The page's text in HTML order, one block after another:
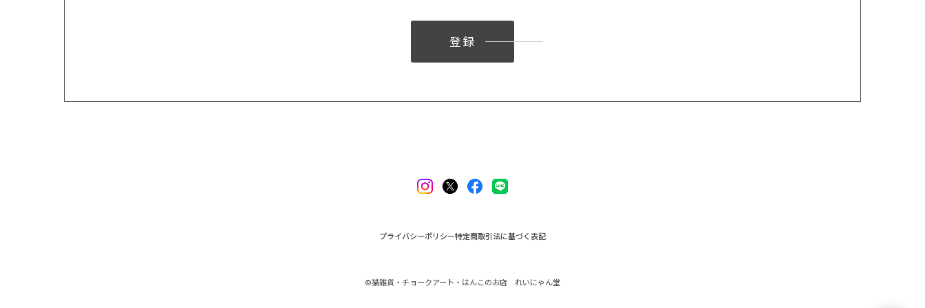
登録
プライバシーポリシー特定商取引法に基づく表記
©︎猫雑貨・チョークアート・はんこのお店 れいにゃん堂